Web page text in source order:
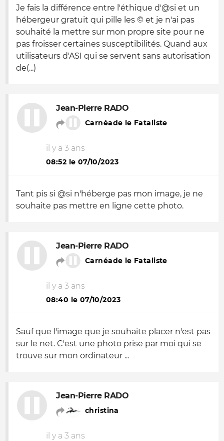
Je fais la différence entre l'éthique d'@si et un
hébergeur gratuit qui pille les © et je n'ai pas
souhaité la mettre sur mon propre site pour ne
pas froisser certaines susceptibilités. Quand aux
utilisateurs d'ASI qui se servent sans autorisation
de(...)
Jean-Pierre RADO
Carnéade le Fataliste
il y a 3 ans
08:52 le 07/10/2023
Tant pis si @si n'héberge pas mon image, je ne
souhaite pas mettre en ligne cette photo.
Jean-Pierre RADO
Carnéade le Fataliste
il y a 3 ans
08:40 le 07/10/2023
Sauf que l'image que je souhaite placer n'est pas
sur le net. C'est une photo prise par moi qui se
trouve sur mon ordinateur ...
Jean-Pierre RADO
christina
il y a 3 ans